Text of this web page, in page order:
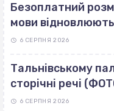
Безоплатний
мови
6 СЕРПНЯ 2026
Тальнівському
сторічні речі
6 СЕРПНЯ 2026